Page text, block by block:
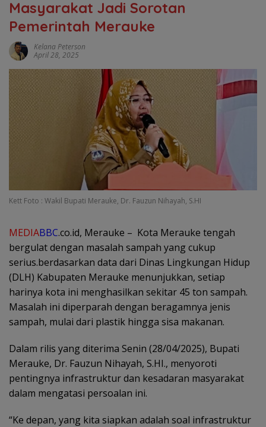
Masyarakat Jadi Sorotan
Pemerintah Merauke
Kelana Peterson
April 28, 2025
Kett Foto : Wakil Bupati Merauke, Dr. Fauzun Nihayah, S.HI
MEDIABBC.co.id, Merauke – Kota Merauke tengah
bergulat dengan masalah sampah yang cukup
serius.berdasarkan data dari Dinas Lingkungan Hidup
(DLH) Kabupaten Merauke menunjukkan, setiap
harinya kota ini menghasilkan sekitar 45 ton sampah.
Masalah ini diperparah dengan beragamnya jenis
sampah, mulai dari plastik hingga sisa makanan.
Dalam rilis yang diterima Senin (28/04/2025), Bupati
Merauke, Dr. Fauzun Nihayah, S.HI., menyoroti
pentingnya infrastruktur dan kesadaran masyarakat
dalam mengatasi persoalan ini.
“Ke depan, yang kita siapkan adalah soal infrastruktur